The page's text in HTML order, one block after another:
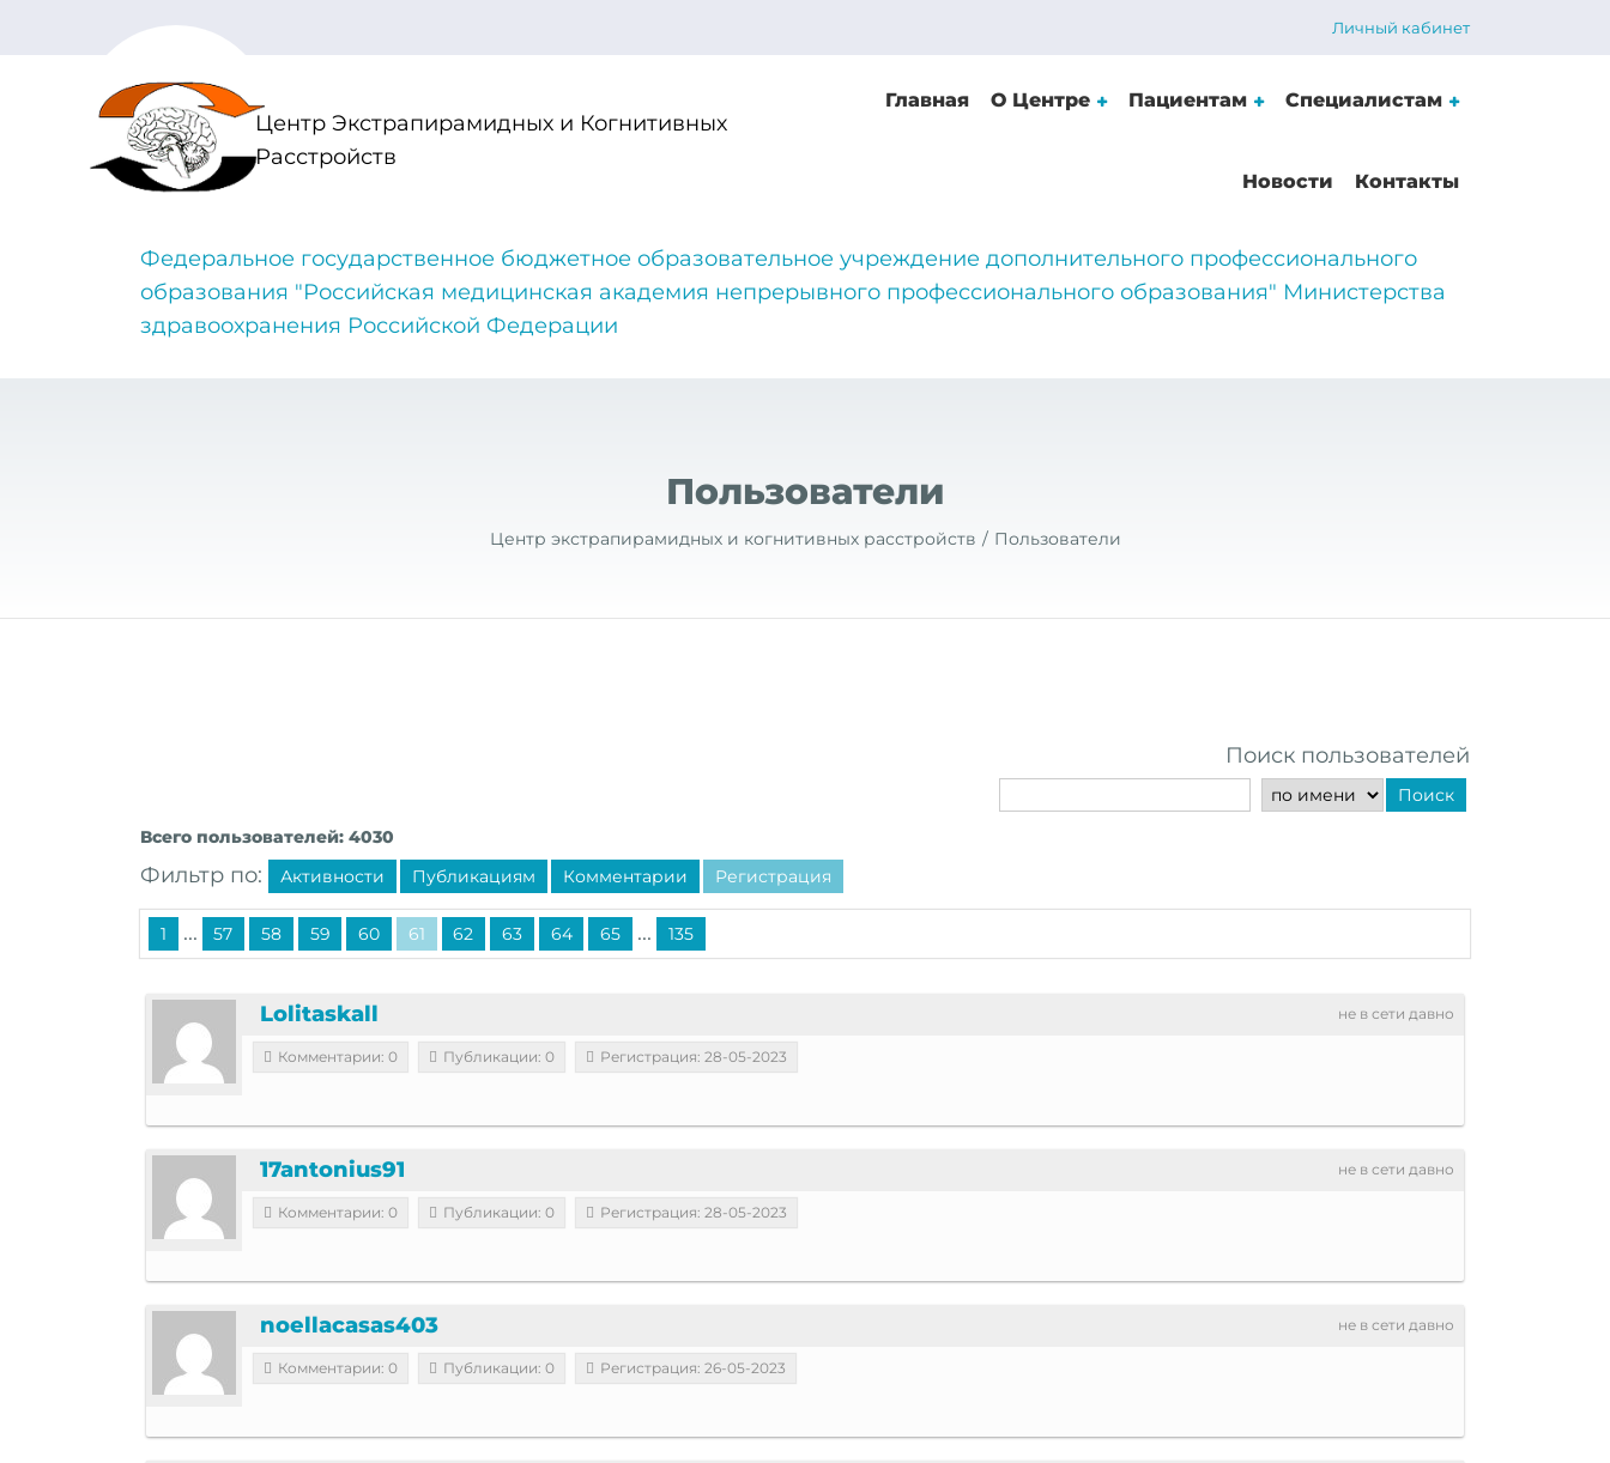
Личный кабинет
Центр Экстрапирамидных и Когнитивных
Расстройств
Главная О Центре Пациентам Специалистам
Новости Контакты
Федеральное государственное бюджетное образовательное учреждение дополнительного профессионального
образования "Российская медицинская академия непрерывного профессионального образования" Министерства
здравоохранения Российской Федерации
Пользователи
Центр экстрапирамидных и когнитивных расстройств Пользователи
Поиск пользователей
Поиск
Всего пользователей: 4030
Фильтр по: Активности Публикациям Комментарии Регистрация
1 ... 57 58 59 60 61 62 63 64 65 ... 135
не в сети давно
Lolitaskall
Комментарии: 0 Публикации: 0 Регистрация: 28-05-2023
не в сети давно
17antonius91
Комментарии: 0 Публикации: 0 Регистрация: 28-05-2023
не в сети давно
noellacasas403
Комментарии: 0 Публикации: 0 Регистрация: 26-05-2023